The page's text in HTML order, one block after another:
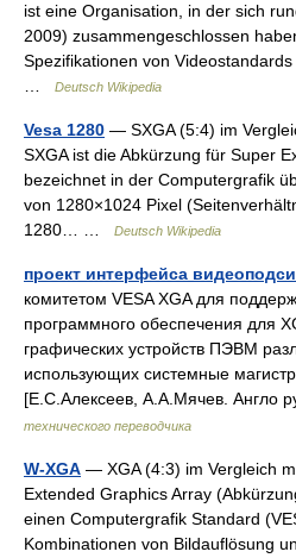
ist eine Organisation, in der sich
2009) zusammengeschlossen
Spezifikationen von
Deutsch Wikipedia
Vesa 1280 — SXGA (5:4) im
SXGA ist die Abkürzung für Super
bezeichnet in der Computergrafik
von 1280×1024 Pixel
1280… …
Deutsch Wikipedia
проект интерфейса
комитетом VESA XGA для
программного обеспечения для
графических устройств ПЭВМ
использующих системные
[Е.С.Алексеев, А.А.Мячев. Англо
технического переводчика
W-XGA — XGA (4:3) im Vergleich
Extended Graphics Array
einen Computergrafik Standard
Kombinationen von Bildauflösung